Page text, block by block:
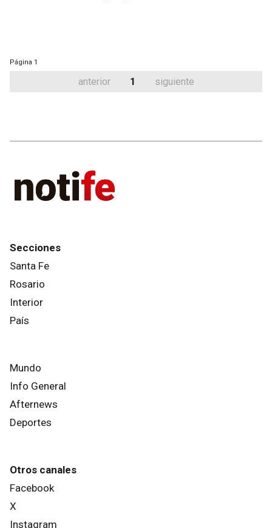
Página 1
anterior 1 siguiente
Secciones
Santa Fe
Rosario
Interior
País
Mundo
Info General
Afternews
Deportes
Otros canales
Facebook
X
Instagram